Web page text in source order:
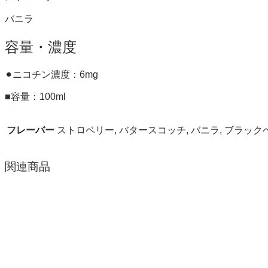
バニラ
容量・濃度
⚫︎ニコチン濃度：6mg
■容量：100ml
フレーバー ストロベリー, バタースコッチ, バニラ, ブラック
関連商品